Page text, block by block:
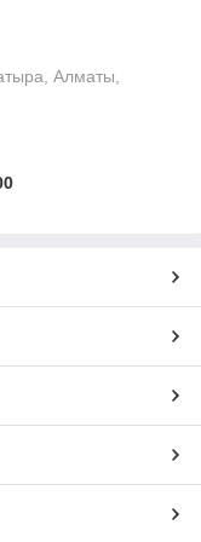
Алматы,